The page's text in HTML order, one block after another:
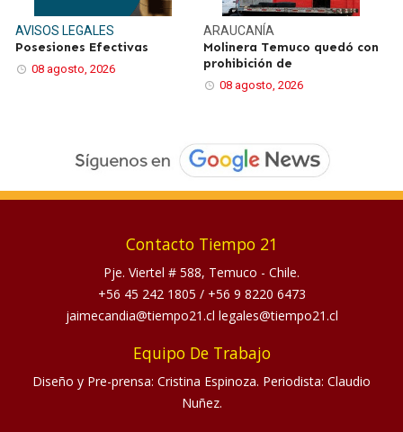
AVISOS LEGALES
Posesiones Efectivas
08 agosto, 2026
ARAUCANÍA
Molinera Temuco quedó con
prohibición de
08 agosto, 2026
Contacto Tiempo 21
Pje. Viertel # 588, Temuco - Chile.
+56 45 242 1805 / +56 9 8220 6473
jaimecandia@tiempo21.cl legales@tiempo21.cl
Equipo De Trabajo
Diseño y Pre-prensa: Cristina Espinoza. Periodista: Claudio
Nuñez.